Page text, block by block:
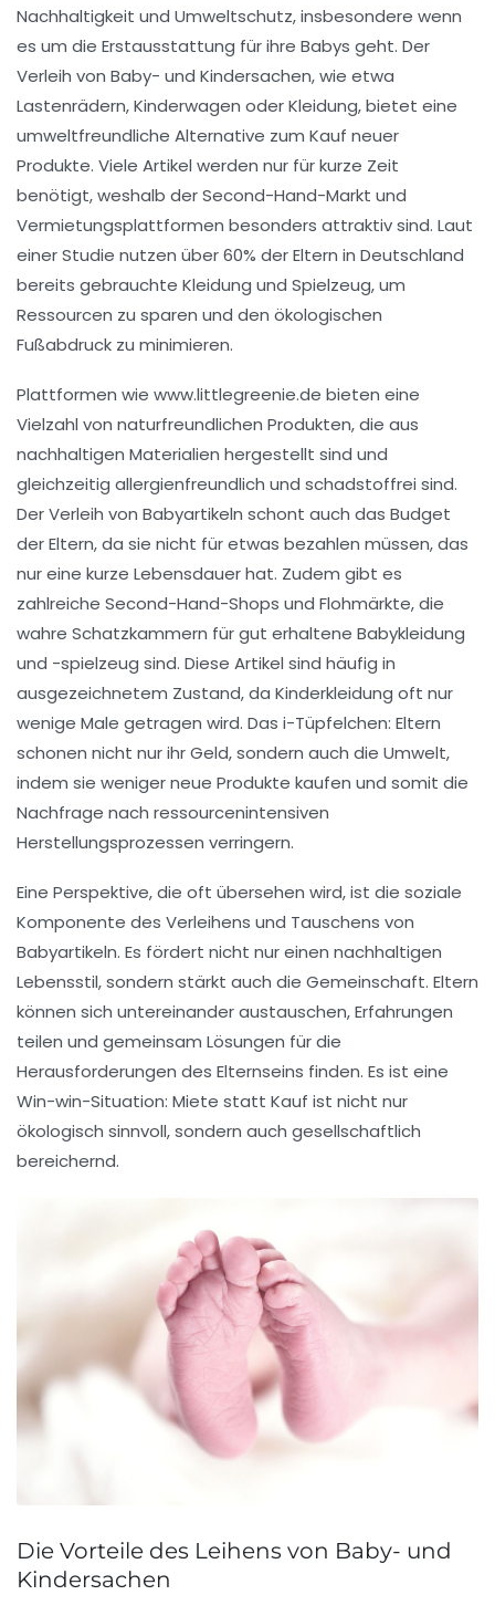
Nachhaltigkeit und Umweltschutz, insbesondere wenn
es um die Erstausstattung für ihre Babys geht. Der
Verleih von Baby- und Kindersachen, wie etwa
Lastenrädern,Kinderwagen oderKleidung, bietet eine
umweltfreundliche Alternative zum Kauf neuer
Produkte. Viele Artikel werden nur für kurze Zeit
benötigt, weshalb der Second-Hand-Markt und
Vermietungsplattformen besonders attraktiv sind. Laut
einer Studie nutzen über 60% der Eltern in Deutschland
bereits gebrauchte Kleidung und Spielzeug, um
Ressourcen zu sparen und den ökologischen
Fußabdruck zu minimieren.
Plattformen wie www.littlegreenie.de bieten eine
Vielzahl von naturfreundlichen Produkten, die aus
nachhaltigen Materialien hergestellt sind und
gleichzeitig allergienfreundlich und schadstoffrei sind.
Der Verleih von Babyartikeln schont auch das Budget
der Eltern, da sie nicht für etwas bezahlen müssen, das
nur eine kurze Lebensdauer hat. Zudem gibt es
zahlreiche Second-Hand-Shops und Flohmärkte, die
wahre Schatzkammern für gut erhaltene Babykleidung
und -spielzeug sind. Diese Artikel sind häufig in
ausgezeichnetem Zustand, da Kinderkleidung oft nur
wenige Male getragen wird. Das i-Tüpfelchen: Eltern
schonen nicht nur ihr Geld, sondern auch die Umwelt,
indem sie weniger neue Produkte kaufen und somit die
Nachfrage nach ressourcenintensiven
Herstellungsprozessen verringern.
Eine Perspektive, die oft übersehen wird, ist die soziale
Komponente des Verleihens und Tauschens von
Babyartikeln. Es fördert nicht nur einen nachhaltigen
Lebensstil, sondern stärkt auch die Gemeinschaft. Eltern
können sich untereinander austauschen, Erfahrungen
teilen und gemeinsam Lösungen für die
Herausforderungen des Elternseins finden. Es ist eine
Win-win-Situation: Miete statt Kauf ist nicht nur
ökologisch sinnvoll, sondern auch gesellschaftlich
bereichernd.
Die Vorteile des Leihens von Baby- und
Kindersachen